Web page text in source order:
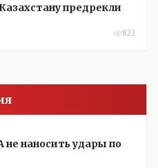
предрекли
823
наносить удары по